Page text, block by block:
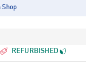
Shop
REFURBISHED